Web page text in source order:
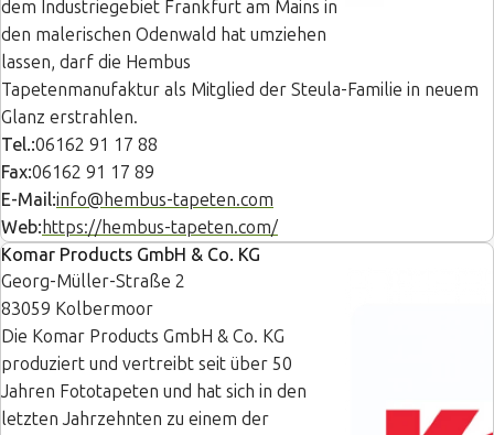
dem Industriegebiet Frankfurt am Mains in
den malerischen Odenwald hat umziehen
lassen, darf die Hembus
Tapetenmanufaktur als Mitglied der Steula-Familie in neuem
Glanz erstrahlen.
Tel.:06162 91 17 88
Fax:06162 91 17 89
E-Mail:info@hembus-tapeten.com
Web: https://hembus-tapeten.com/
Komar Products GmbH & Co. KG
Georg-Müller-Straße 2
83059 Kolbermoor
Die Komar Products GmbH & Co. KG
produziert und vertreibt seit über 50
Jahren Fototapeten und hat sich in den
letzten Jahrzehnten zu einem der